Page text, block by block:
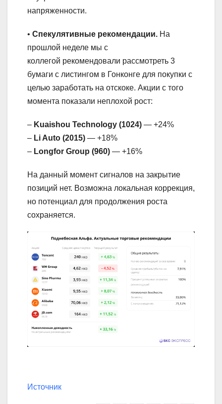
напряженности.
• Спекулятивные рекомендации. На
прошлой неделе мы с
коллегой рекомендовали рассмотреть 3
бумаги с листингом в Гонконге для покупки с
целью заработать на отскоке. Акции с того
момента показали неплохой рост:
– Kuaishou Technology (1024) — +24%
– Li Auto (2015) — +18%
– Longfor Group (960) — +16%
На данный момент сигналов на закрытие
позиций нет. Возможна локальная коррекция,
но потенциал для продолжения роста
сохраняется.
Источник